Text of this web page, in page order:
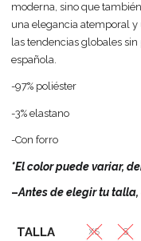
moderna, sino que
una elegancia atemporal y
las tendencias globales
española.
-97% poliéster
-3% elastano
-Con forro
*El color puede variar,
–Antes de elegir tu
TALLA XS S